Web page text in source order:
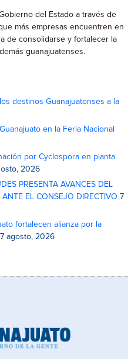
del Estado a través de
más empresas encuentren en
de consolidarse y fortalecer la
guanajuatenses.
destinos Guanajuatenses a la
en la Feria Nacional
por Cyclospora en planta
2026
PRESENTA AVANCES DEL
EL CONSEJO DIRECTIVO 7
fortalecen alianza por la
7 agosto, 2026